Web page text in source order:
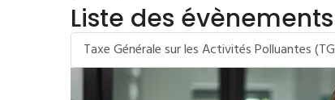
Liste des
Taxe Générale sur les Activités Polluantes